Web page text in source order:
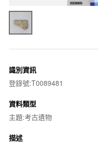
識別資訊
登錄號:T0089481
資料類型
主題:考古遺物
描述